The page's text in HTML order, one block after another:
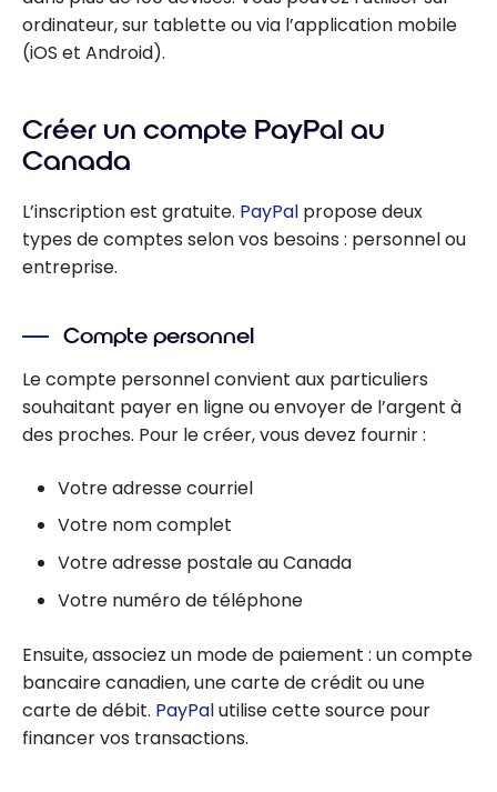
ordinateur, sur tablette ou via l’application mobile
(iOS et Android).
Créer un compte PayPal au
Canada
L’inscription est gratuite. PayPal propose deux
types de comptes selon vos besoins : personnel ou
entreprise.
Compte personnel
Le compte personnel convient aux particuliers
souhaitant payer en ligne ou envoyer de l’argent à
des proches. Pour le créer, vous devez fournir :
Votre adresse courriel
Votre nom complet
Votre adresse postale au Canada
Votre numéro de téléphone
Ensuite, associez un mode de paiement : un compte
bancaire canadien, une carte de crédit ou une
carte de débit. PayPalutilise cette source pour
financer vos transactions.